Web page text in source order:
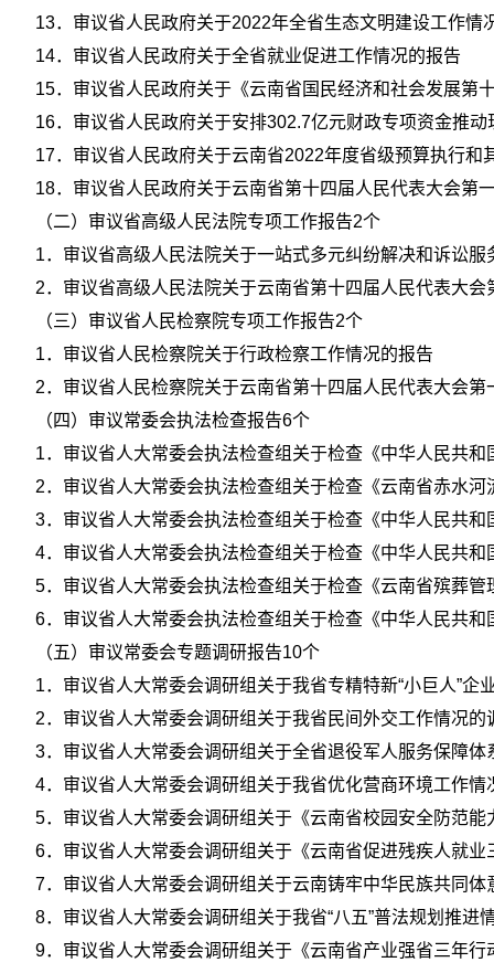
13．审议省人民政府关于2022年全省生态文明建设工作情
14．审议省人民政府关于全省就业促进工作情况的报告
15．审议省人民政府关于《云南省国民经济和社会发展第
16．审议省人民政府关于安排302.7亿元财政专项资金推
17．审议省人民政府关于云南省2022年度省级预算执行
18．审议省人民政府关于云南省第十四届人民代表大会第
（二）审议省高级人民法院专项工作报告2个
1．审议省高级人民法院关于一站式多元纠纷解决和诉讼
2．审议省高级人民法院关于云南省第十四届人民代表大
（三）审议省人民检察院专项工作报告2个
1．审议省人民检察院关于行政检察工作情况的报告
2．审议省人民检察院关于云南省第十四届人民代表大会
（四）审议常委会执法检查报告6个
1．审议省人大常委会执法检查组关于检查《中华人民共
2．审议省人大常委会执法检查组关于检查《云南省赤水
3．审议省人大常委会执法检查组关于检查《中华人民共
4．审议省人大常委会执法检查组关于检查《中华人民共
5．审议省人大常委会执法检查组关于检查《云南省殡葬管
6．审议省人大常委会执法检查组关于检查《中华人民共
（五）审议常委会专题调研报告10个
1．审议省人大常委会调研组关于我省专精特新“小巨人”企
2．审议省人大常委会调研组关于我省民间外交工作情况的
3．审议省人大常委会调研组关于全省退役军人服务保障体
4．审议省人大常委会调研组关于我省优化营商环境工作情
5．审议省人大常委会调研组关于《云南省校园安全防范
6．审议省人大常委会调研组关于《云南省促进残疾人就
7．审议省人大常委会调研组关于云南铸牢中华民族共同体
8．审议省人大常委会调研组关于我省“八五”普法规划推进
9．审议省人大常委会调研组关于《云南省产业强省三年